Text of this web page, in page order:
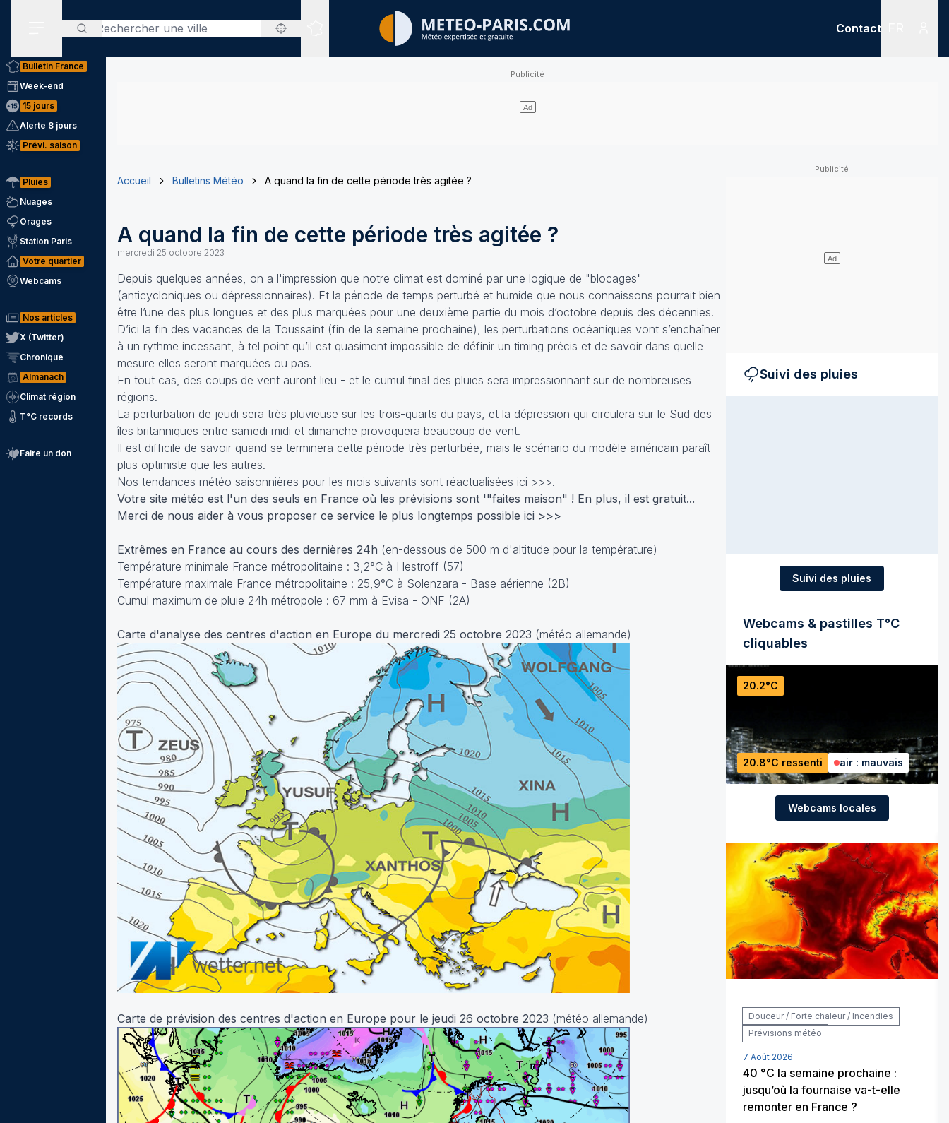
Rechercher
Sites expertisés
Contact
Bulletin France
Week-end
15 jours
Alerte 8 jours
Prévi. saison
Pluies
Nuages
Orages
Station Paris
Votre quartier
Webcams
Nos articles
X (Twitter)
Chronique
Almanach
Climat région
T°C records
Faire un don
Accueil Bulletins Météo A quand la fin de cette période très agitée ?
A quand la fin de cette période très agitée ?
mercredi 25 octobre 2023
Depuis quelques années, on a l'impression que notre climat est dominé par une logique de "blocages"
(anticycloniques ou dépressionnaires). Et la période de temps perturbé et humide que nous connaissons pourrait bien
être l’une des plus longues et des plus marquées pour une deuxième partie du mois d’octobre depuis des décennies.
D’ici la fin des vacances de la Toussaint (fin de la semaine prochaine), les perturbations océaniques vont s’enchaîner
à un rythme incessant, à tel point qu’il est quasiment impossible de définir un timing précis et de savoir dans quelle
mesure elles seront marquées ou pas.
En tout cas, des coups de vent auront lieu - et le cumul final des pluies sera impressionnant sur de nombreuses
régions.
La perturbation de jeudi sera très pluvieuse sur les trois-quarts du pays, et la dépression qui circulera sur le Sud des
îles britanniques entre samedi midi et dimanche provoquera beaucoup de vent.
Il est difficile de savoir quand se terminera cette période très perturbée, mais le scénario du modèle américain paraît
plus optimiste que les autres.
Nos tendances météo saisonnières pour les mois suivants sont réactualisées ici >>>.
Votre site météo est l'un des seuls en France où les prévisions sont '"faites maison" ! En plus, il est gratuit...
Merci de nous aider à vous proposer ce service le plus longtemps possible ici >>>
Extrêmes en France au cours des dernières 24h (en-dessous de 500 m d'altitude pour la température)
Température minimale France métropolitaine : 3,2°C à Hestroff (57)
Température maximale France métropolitaine : 25,9°C à Solenzara - Base aérienne (2B)
Cumul maximum de pluie 24h métropole : 67 mm à Evisa - ONF (2A)
Carte d'analyse des centres d'action en Europe du mercredi 25 octobre 2023 (météo allemande)
Carte de prévision des centres d'action en Europe pour le jeudi 26 octobre 2023 (météo allemande)
Suivi des pluies
Suivi des pluies
Webcams & pastilles T°C
cliquables
20.2°C
20.8°C ressenti air : mauvais
Webcams locales
Douceur / Forte chaleur / Incendies
Prévisions météo
7 Août 2026
40 °C la semaine prochaine :
jusqu’où la fournaise va-t-elle
remonter en France ?